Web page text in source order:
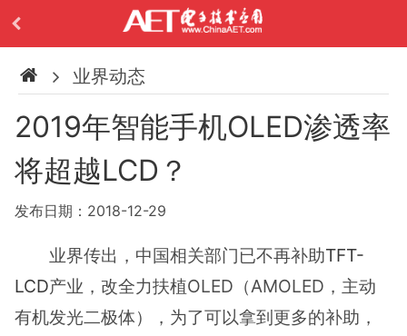
业界动态
2019年智能手机OLED渗透率
将超越LCD？
发布日期：2018-12-29
业界传出，中国相关部门已不再补助TFT-
LCD产业，改全力扶植OLED（AMOLED，主动
有机发光二极体），为了可以拿到更多的补助，